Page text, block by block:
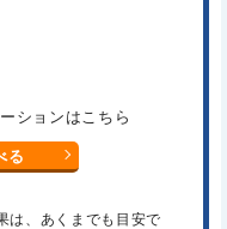
ションはこちら
る
は、あくまでも目安で